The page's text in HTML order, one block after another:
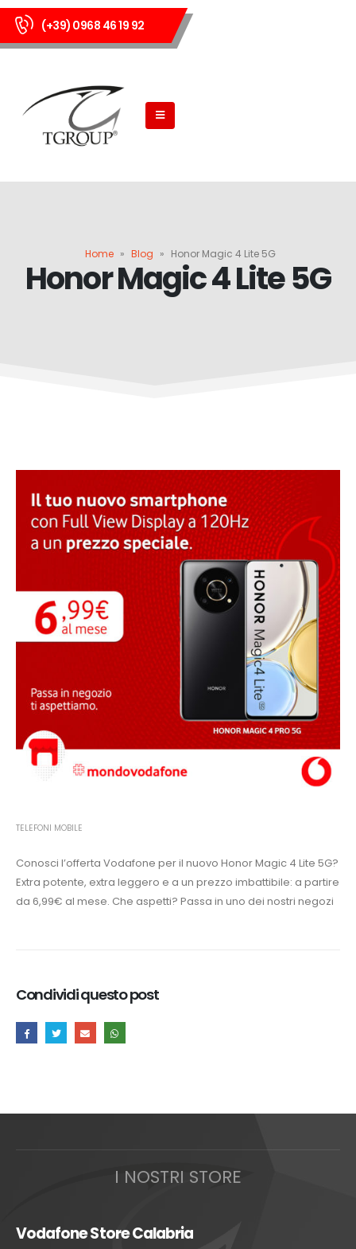
(+39) 0968 46 19 92
Home » Blog » Honor Magic 4 Lite 5G
Honor Magic 4 Lite 5G
TELEFONI MOBILE
Conosci l’offerta Vodafone per il nuovo Honor Magic 4 Lite 5G?
Extra potente, extra leggero e a un prezzo imbattibile: a partire
da 6,99€ al mese. Che aspetti? Passa in uno dei nostri negozi
Condividi questo post
I NOSTRI STORE
Vodafone Store Calabria